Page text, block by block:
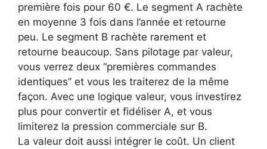
première fois pour 60 €. Le segment A rachète
en moyenne 3 fois dans l’année et retourne
peu. Le segment B rachète rarement et
retourne beaucoup. Sans pilotage par valeur,
vous verrez deux “premières commandes
identiques” et vous les traiterez de la même
façon. Avec une logique valeur, vous investirez
plus pour convertir et fidéliser A, et vous
limiterez la pression commerciale sur B.
La valeur doit aussi intégrer le coût. Un client